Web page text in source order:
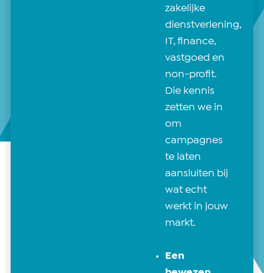
zakelijke
dienstverlening,
IT, finance,
vastgoed en
non-profit.
Die kennis
zetten we in
om
campagnes
te laten
aansluiten bij
wat echt
werkt in jouw
markt.
Een